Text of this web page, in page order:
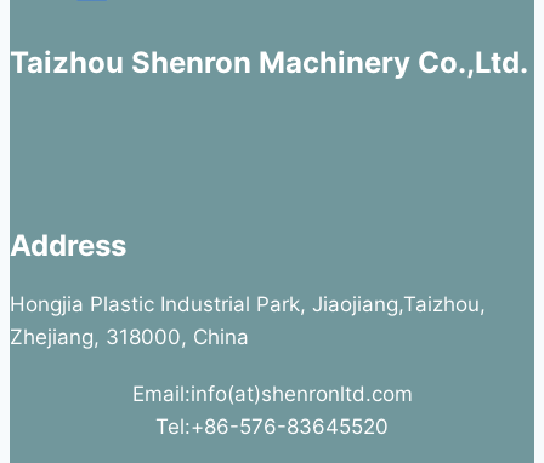
Taizhou Shenron Machinery Co.,Ltd.
Address
Hongjia Plastic Industrial Park, Jiaojiang,Taizhou,
Zhejiang, 318000, China
Email:info(at)shenronltd.com
Tel:+86-576-83645520